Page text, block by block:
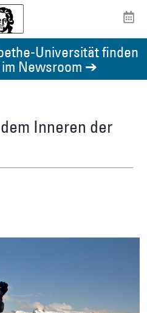
Universität finden
Newsroom ➔
Inneren der